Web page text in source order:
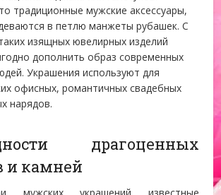
традиционные мужские аксессуары,
в петлю манжеты рубашек. С
изящных ювелирных изделий
дополнить образ современных
Украшения используют для
офисных, романтичных свадебных
нарядов.
драгоценных
и камней